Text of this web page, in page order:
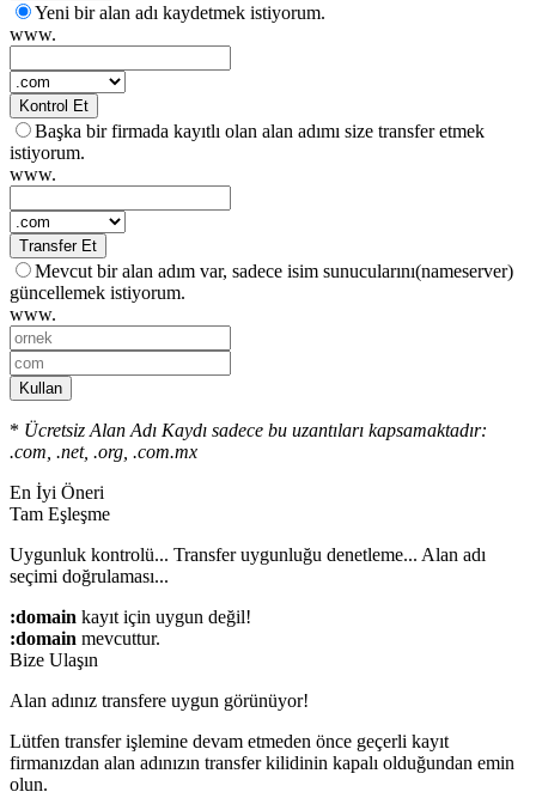
Yeni bir alan adı kaydetmek istiyorum.
www.
Kontrol Et
Başka bir firmada kayıtlı olan alan adımı size transfer etmek
istiyorum.
www.
Transfer Et
Mevcut bir alan adım var, sadece isim sunucularını(nameserver)
güncellemek istiyorum.
www.
Kullan
* Ücretsiz Alan Adı Kaydı sadece bu uzantıları kapsamaktadır:
.com, .net, .org, .com.mx
En İyi Öneri
Tam Eşleşme
Uygunluk kontrolü... Transfer uygunluğu denetleme... Alan adı
seçimi doğrulaması...
:domain kayıt için uygun değil!
:domain mevcuttur.
Bize Ulaşın
Alan adınız transfere uygun görünüyor!
Lütfen transfer işlemine devam etmeden önce geçerli kayıt
firmanızdan alan adınızın transfer kilidinin kapalı olduğundan emin
olun.